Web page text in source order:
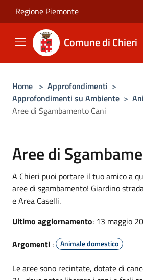
Salta al contenuto principale
Regione Piemonte
Comune di Chieri
Home > Approfondimenti >
Approfondimenti su Ambiente >
Aree di Sgambamento Cani
Aree di
A Chieri puoi portare il tuo amico a
aree di sgambamento! Giardino
e Area Caselli.
Ultimo aggiornamento: 13 maggio
Argomenti : Animale domestico
Le aree sono recintate, dotate di